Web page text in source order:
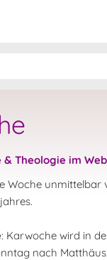
& Theologie im Web
Woche unmittelbar
: Karwoche wird in
nach